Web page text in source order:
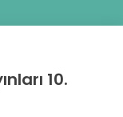
10.